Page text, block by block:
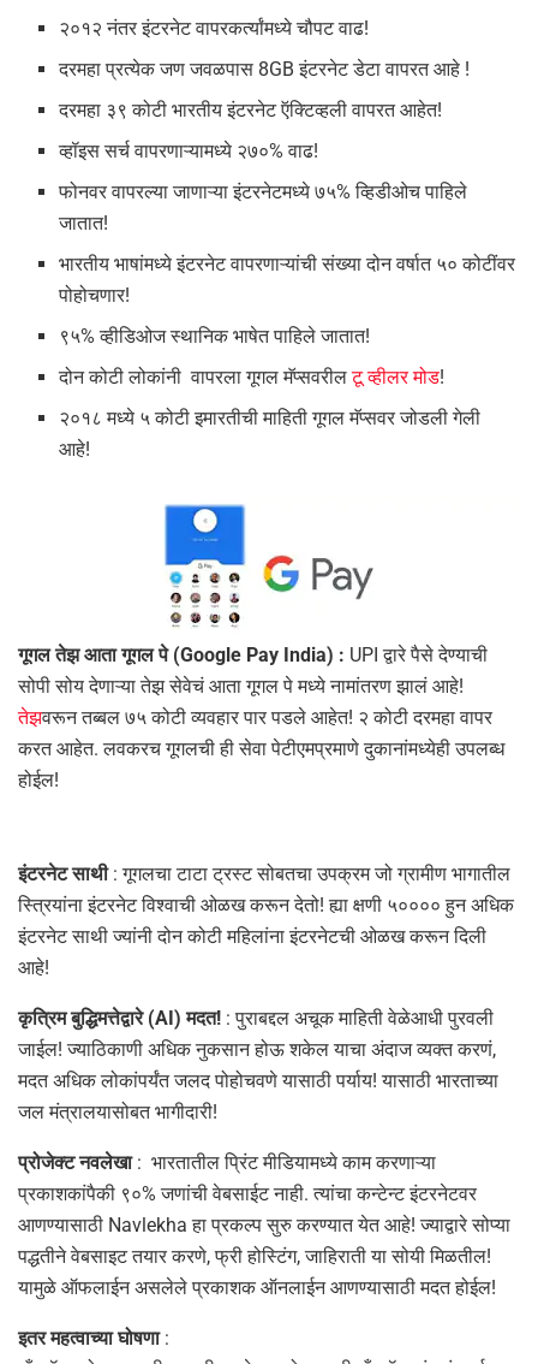
२०१२ नंतर इंटरनेट वापरकर्त्यांमध्ये चौपट वाढ!
दरमहा प्रत्येक जण जवळपास 8GB इंटरनेट डेटा वापरत आहे !
दरमहा ३९ कोटी भारतीय इंटरनेट ऍक्टिव्हली वापरत आहेत!
व्हॉइस सर्च वापरणाऱ्यामध्ये २७०% वाढ!
फोनवर वापरल्या जाणाऱ्या इंटरनेटमध्ये ७५% व्हिडीओच पाहिले
जातात!
भारतीय भाषांमध्ये इंटरनेट वापरणाऱ्यांची संख्या दोन वर्षात ५० कोटींवर
पोहोचणार!
९५% व्हीडिओज स्थानिक भाषेत पाहिले जातात!
दोन कोटी लोकांनी वापरला गूगल मॅप्सवरीलटू व्हीलर मोड!
२०१८ मध्ये ५ कोटी इमारतीची माहिती गूगल मॅप्सवर जोडली गेली
आहे!
गूगल तेझ आता गूगल पे (Google Pay India) : UPI द्वारे पैसे देण्याची
सोपी सोय देणाऱ्या तेझ सेवेचं आता गूगल पे मध्ये नामांतरण झालं आहे!
तेझवरून तब्बल ७५ कोटी व्यवहार पार पडले आहेत! २ कोटी दरमहा वापर
करत आहेत. लवकरच गूगलची ही सेवा पेटीएमप्रमाणे दुकानांमध्येही उपलब्ध
होईल!
इंटरनेट साथी: गूगलचा टाटा ट्रस्ट सोबतचा उपक्रम जो ग्रामीण भागातील
स्त्रियांना इंटरनेट विश्वाची ओळख करून देतो! ह्या क्षणी ५०००० हुन अधिक
इंटरनेट साथी ज्यांनी दोन कोटी महिलांना इंटरनेटची ओळख करून दिली
आहे!
कृत्रिम बुद्धिमत्तेद्वारे (AI) मदत! : पुराबद्दल अचूक माहिती वेळेआधी पुरवली
जाईल! ज्याठिकाणी अधिक नुकसान होऊ शकेल याचा अंदाज व्यक्त करणं,
मदत अधिक लोकांपर्यंत जलद पोहोचवणे यासाठी पर्याय! यासाठी भारताच्या
जल मंत्रालयासोबत भागीदारी!
प्रोजेक्ट नवलेखा: भारतातील प्रिंट मीडियामध्ये काम करणाऱ्या
प्रकाशकांपैकी ९०% जणांची वेबसाईट नाही. त्यांचा कन्टेन्ट इंटरनेटवर
आणण्यासाठी Navlekha हा प्रकल्प सुरु करण्यात येत आहे! ज्याद्वारे सोप्या
पद्धतीने वेबसाइट तयार करणे, फ्री होस्टिंग, जाहिराती या सोयी मिळतील!
यामुळे ऑफलाईन असलेले प्रकाशक ऑनलाईन आणण्यासाठी मदत होईल!
इतर महत्वाच्या घोषणा: